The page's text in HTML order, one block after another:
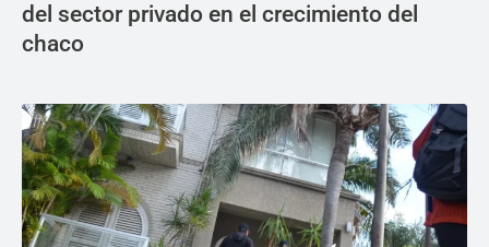
del sector privado en el crecimiento del
chaco